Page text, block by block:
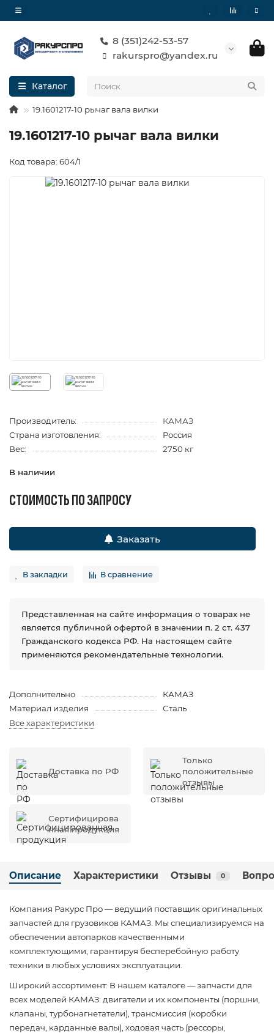
8 (351)242-53-57
rakurspro@yandex.ru
Каталог
19.1601217-10 рычаг вала вилки
19.1601217-10 рычаг вала вилки
Код товара: 604/1
Производитель:
КАМАЗ
Страна изготовления:
Россия
Вес:
2750 кг
В наличии
СТОИМОСТЬ ПО ЗАПРОСУ
Заказать
В закладки В сравнение
Представленная на сайте информация о товарах не
является публичной офертой в значении п. 2 ст. 437
Гражданского кодекса РФ. На настоящем сайте
применяются рекомендательные технологии.
Дополнительно
КАМАЗ
Материал изделия
Сталь
Все характеристики
Доставка по РФ
Только
положительные
отзывы
Сертифицирова
нная продукция
Описание Характеристики Отзывы 0
Компания Ракурс Про — ведущий поставщик оригинальных
запчастей для грузовиков КАМАЗ. Мы специализируемся на
обеспечении автопарков качественными
комплектующими, гарантируя бесперебойную работу
техники в любых условиях эксплуатации.
Широкий ассортимент: В нашем каталоге — запчасти для
всех моделей КАМАЗ: двигатели и их компоненты (поршни,
клапаны, турбонагнетатели), трансмиссия (коробки
передач, карданные валы), ходовая часть (рессоры,